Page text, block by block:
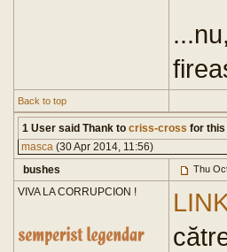
Back to top
1 User said Thank to criss-cross for this
masca (30 Apr 2014, 11:56)
bushes
Thu
VIVA LA CORRUPCION !